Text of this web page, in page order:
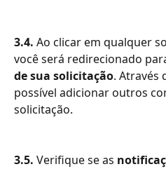
3.4. Ao clicar em qualquer
você será redirecionado
de sua solicitação. Através
possível adicionar outros
solicitação.
3.5. Verifique se as